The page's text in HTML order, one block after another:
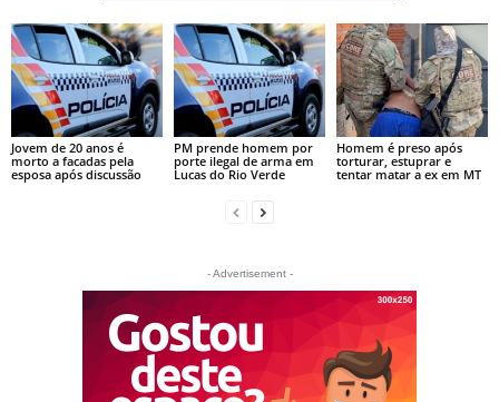
Jovem de 20 anos é
morto a facadas pela
esposa após discussão
PM prende homem por
porte ilegal de arma em
Lucas do Rio Verde
Homem é preso após
torturar, estuprar e
tentar matar a ex em MT
- Advertisement -